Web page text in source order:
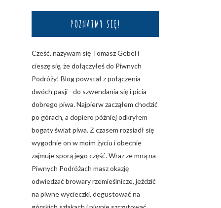
POZNAJMY SIĘ!
Cześć, nazywam się Tomasz Gebel i
cieszę się, że dołączyłeś do Piwnych
Podróży! Blog powstał z połączenia
dwóch pasji - do szwendania się i picia
dobrego piwa. Najpierw zacząłem chodzić
po górach, a dopiero później odkryłem
bogaty świat piwa. Z czasem rozsiadł się
wygodnie on w moim życiu i obecnie
zajmuje sporą jego część. Wraz ze mną na
Piwnych Podróżach masz okazję
odwiedzać browary rzemieślnicze, jeździć
na piwne wycieczki, degustować na